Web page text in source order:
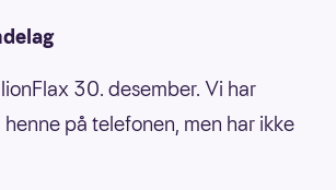
30. desember. Vi har
på telefonen, men har ikke